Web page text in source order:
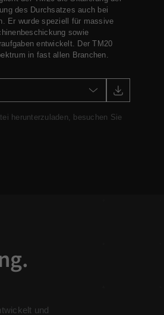
des Durchsatzes auch bei
Er wurde speziell für massive
sowie
entwickelt. Der TM20
in fast allen Branchen.
herunterzuladen, besuchen Sie
und